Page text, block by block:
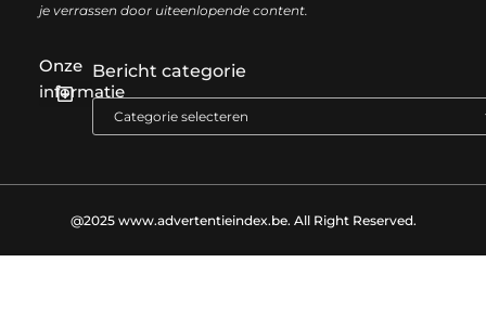
je verrassen door uiteenlopende content.
Onze
informatie
Bericht categorie
@2025 www.advertentieindex.be. All Right Reserved.​